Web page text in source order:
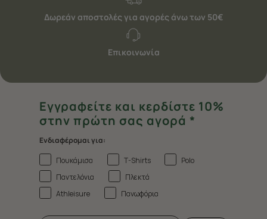
Δωρεάν αποστολές για αγορές άνω των 50€
Επικοινωνία
Εγγραφείτε και κερδίστε 10%
στην πρώτη σας αγορά *
Ενδιαφέρομαι για:
Πουκάμισα
T-Shirts
Polo
Παντελόνια
Πλεκτά
Athleisure
Πανωφόρια